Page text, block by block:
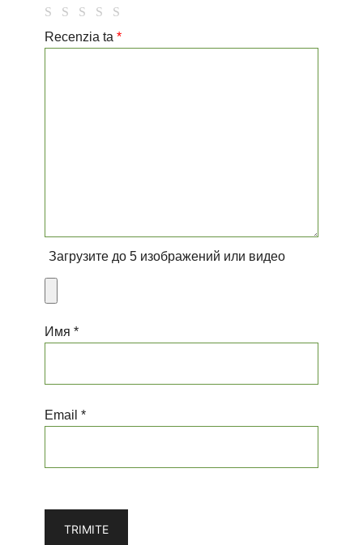
Recenzia ta *
Загрузите до 5 изображений или видео
Имя *
Email *